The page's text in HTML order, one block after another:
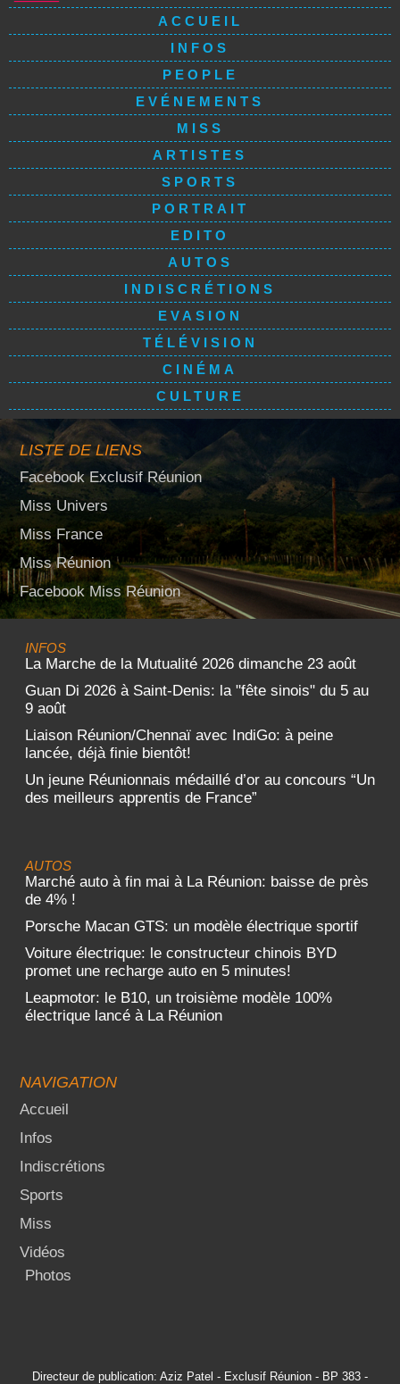
ACCUEIL
INFOS
PEOPLE
EVÉNEMENTS
MISS
ARTISTES
SPORTS
PORTRAIT
EDITO
AUTOS
INDISCRÉTIONS
EVASION
TÉLÉVISION
CINÉMA
CULTURE
LISTE DE LIENS
Facebook Exclusif Réunion
Miss Univers
Miss France
Miss Réunion
Facebook Miss Réunion
INFOS
La Marche de la Mutualité 2026 dimanche 23 août
Guan Di 2026 à Saint-Denis: la "fête sinois" du 5 au
9 août
Liaison Réunion/Chennaï avec IndiGo: à peine
lancée, déjà finie bientôt!
Un jeune Réunionnais médaillé d’or au concours “Un
des meilleurs apprentis de France”
AUTOS
Marché auto à fin mai à La Réunion: baisse de près
de 4% !
Porsche Macan GTS: un modèle électrique sportif
Voiture électrique: le constructeur chinois BYD
promet une recharge auto en 5 minutes!
Leapmotor: le B10, un troisième modèle 100%
électrique lancé à La Réunion
NAVIGATION
Accueil
Infos
Indiscrétions
Sports
Miss
Vidéos
Photos
Directeur de publication: Aziz Patel - Exclusif Réunion - BP 383 -